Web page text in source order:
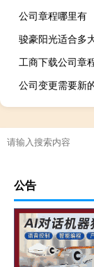
公司章程哪里有
骏豪阳光适合多
工商下载公司章
公司变更需要新
公告